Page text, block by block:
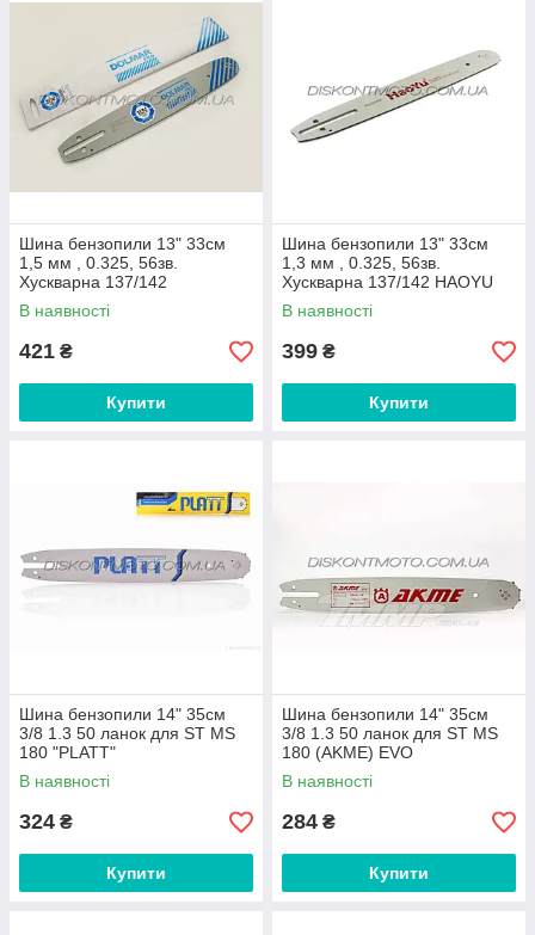
Шина бензопили 13" 33см
1,5 мм , 0.325, 56зв.
Хускварна 137/142
"DOLMAR"
В наявності
421 ₴
Купити
Шина бензопили 13" 33см
1,3 мм , 0.325, 56зв.
Хускварна 137/142 HAOYU
PROFESSIONAL
В наявності
399 ₴
Купити
Шина бензопили 14" 35см
3/8 1.3 50 ланок для ST MS
180 "PLATT"
В наявності
324 ₴
Купити
Шина бензопили 14" 35см
3/8 1.3 50 ланок для ST MS
180 (AKME) EVO
В наявності
284 ₴
Купити